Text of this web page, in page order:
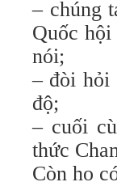
– chúng
Quốc
nói;
– đòi hỏi
độ;
– cuối
thức
Còn họ